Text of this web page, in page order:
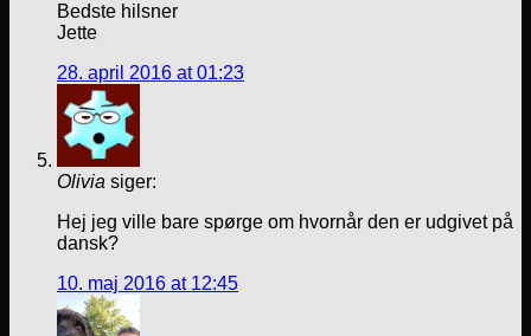
Bedste hilsner
Jette
28. april 2016 at 01:23
Olivia siger:
Hej jeg ville bare spørge om hvornår den er udgivet på
dansk?
10. maj 2016 at 12:45